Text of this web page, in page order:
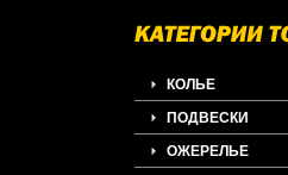
КОЛЬЕ
ПОДВЕСКИ
ОЖЕРЕЛЬЕ